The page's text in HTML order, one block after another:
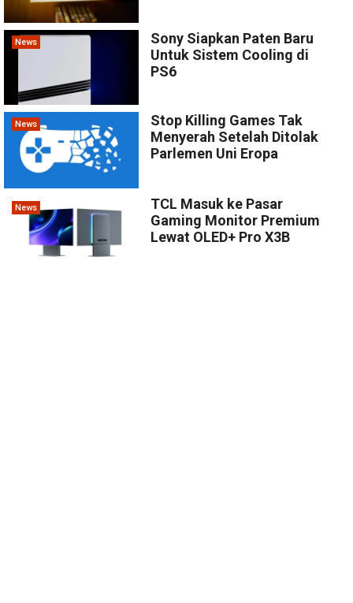
News
Sony Siapkan Paten Baru
Untuk Sistem Cooling di
PS6
News
Stop Killing Games Tak
Menyerah Setelah Ditolak
Parlemen Uni Eropa
News
TCL Masuk ke Pasar
Gaming Monitor Premium
Lewat OLED+ Pro X3B